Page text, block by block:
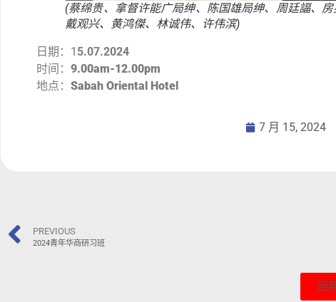
(蔡绵贵、拿督许能广局绅、陈国雄局绅、周廷諨、房
戴观兴、黄鸿傑、林诚伟、许伟滨)
日期：1 5.07.2024
时间： 9.00am-12.00pm
地点： Sabah Oriental Hotel
7 月 15, 2024
PREVIOUS
2024青年华商研习班
回